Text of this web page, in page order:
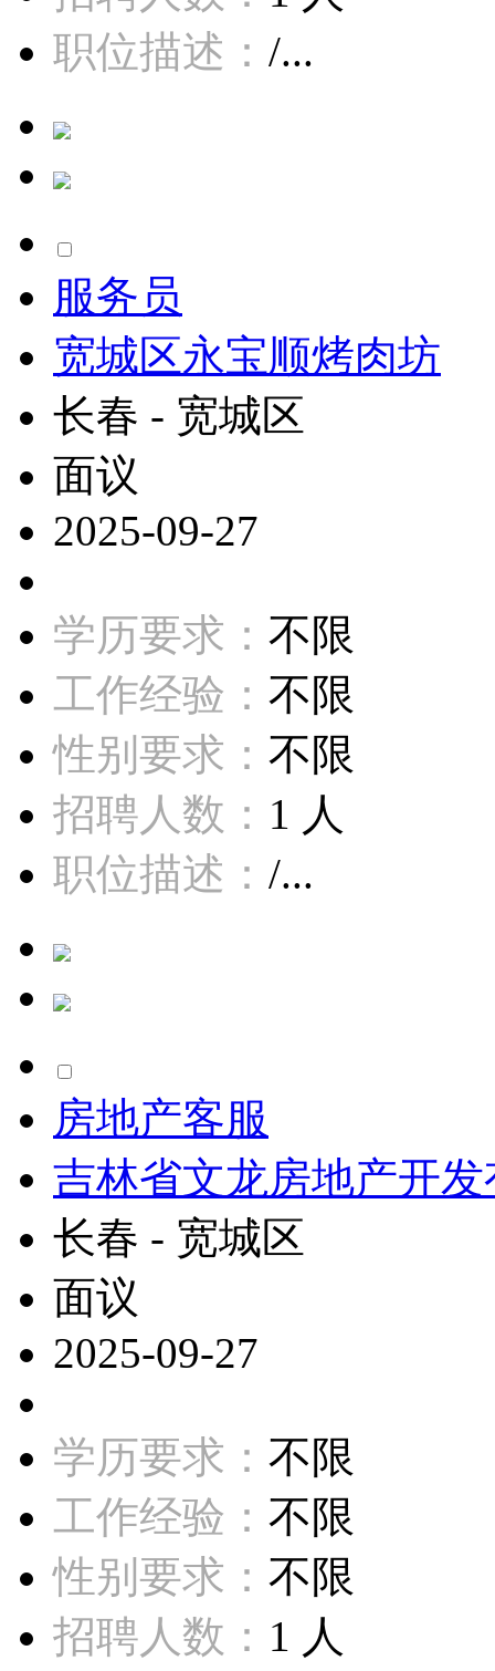
职位描述： /...
服务员
宽城区永宝顺烤肉坊
长春 - 宽城区
面议
2025-09-27
学历要求： 不限
工作经验： 不限
性别要求： 不限
招聘人数： 1 人
职位描述： /...
房地产客服
吉林省文龙房地产开
长春 - 宽城区
面议
2025-09-27
学历要求： 不限
工作经验： 不限
性别要求： 不限
招聘人数： 1 人